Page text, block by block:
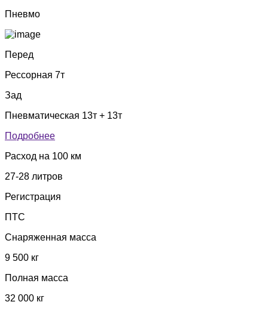
Пневмо
Перед
Рессорная 7т
Зад
Пневматическая 13т + 13т
Подробнее
Расход на 100 км
27-28 литров
Регистрация
ПТС
Снаряженная масса
9 500 кг
Полная масса
32 000 кг